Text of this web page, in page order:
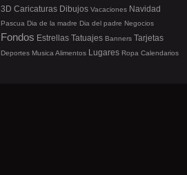
3D Caricaturas Dibujos Vacaciones Navidad
Pascua Dia de la madre Dia del padre Negocios
Fondos Estrellas Tatuajes Banners Tarjetas
Deportes Musica Alimentos Lugares Ropa Calendarios